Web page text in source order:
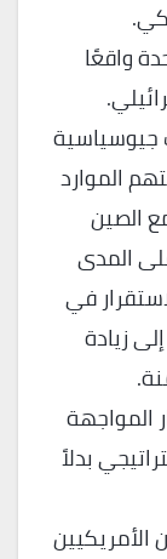
واقعًا
جيوسياسية
الموارد
الصين
المدى
في
زيادة
المواجهة
بدلاً
الأمريكيين